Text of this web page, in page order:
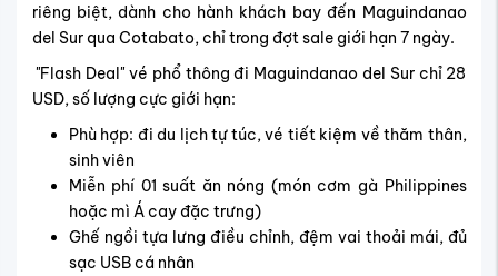
riêng biệt, dành cho hành khách bay đến Maguindanao
del Sur qua Cotabato, chỉ trong đợt sale giới hạn 7 ngày.
"Flash Deal" vé phổ thông đi Maguindanao del Sur chỉ 28
USD, số lượng cực giới hạn:
Phù hợp: đi du lịch tự túc, vé tiết kiệm về thăm thân,
sinh viên
Miễn phí 01 suất ăn nóng (món cơm gà Philippines
hoặc mì Á cay đặc trưng)
Ghế ngồi tựa lưng điều chỉnh, đệm vai thoải mái, đủ
sạc USB cá nhân